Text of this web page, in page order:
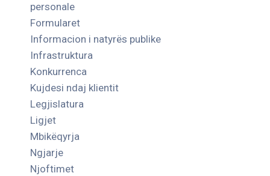
personale
Formularet
Informacion i natyrës publike
Infrastruktura
Konkurrenca
Kujdesi ndaj klientit
Legjislatura
Ligjet
Mbikëqyrja
Ngjarje
Njoftimet